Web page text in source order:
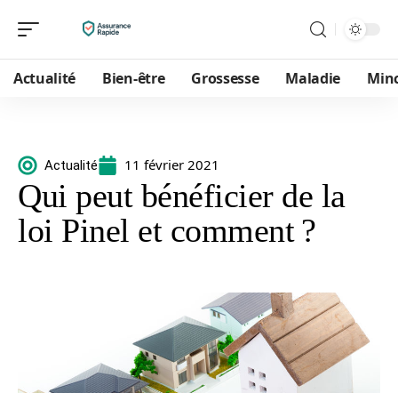
Actualité Bien-être Grossesse Maladie
Actualité 11 février 2021
Qui peut bénéficier de la
loi Pinel et comment ?